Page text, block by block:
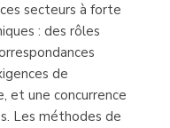
secteurs à forte
: des rôles
de
et une concurrence
Les méthodes de